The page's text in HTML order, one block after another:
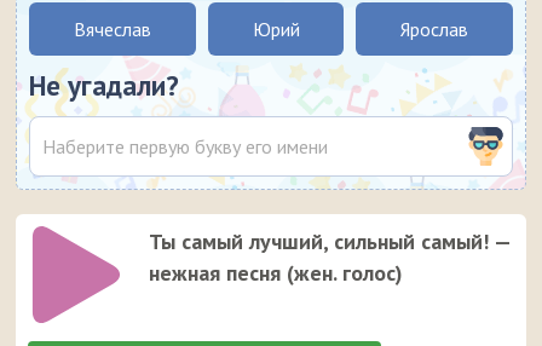
Вячеслав Юрий Ярослав
Не угадали?
Ты самый лучший, сильный самый! —
нежная песня (жен. голос)